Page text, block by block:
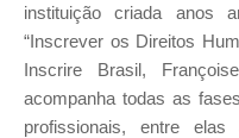
instituição criada anos
“Inscrever os Direitos
Inscrire Brasil,
acompanha todas as
profissionais, entre